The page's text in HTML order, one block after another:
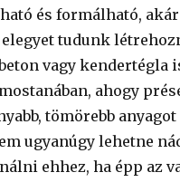
és formálható,
tudunk
vagy kendertégla
ahogy
tömörebb
ugyanúgy lehetne
ehhez, ha épp az